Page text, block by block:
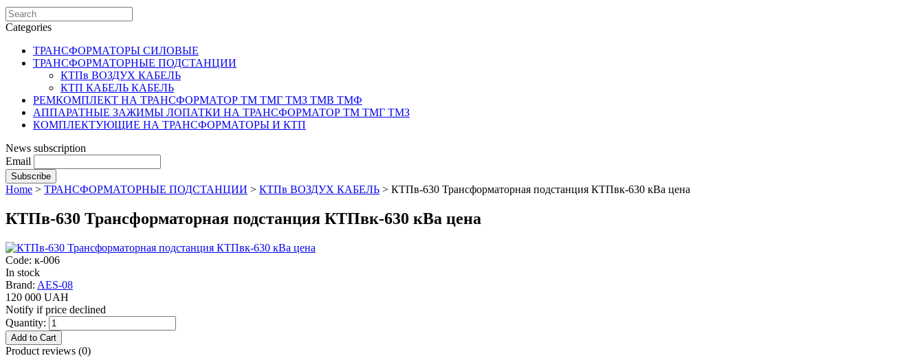
Categories
ТРАНСФОРМАТОРЫ СИЛОВЫЕ
ТРАНСФОРМАТОРНЫЕ ПОДСТАНЦИИ
КТПв ВОЗДУХ КАБЕЛЬ
КТП КАБЕЛЬ КАБЕЛЬ
РЕМКОМПЛЕКТ НА ТРАНСФОРМАТОР ТМ ТМГ ТМЗ ТМВ ТМФ
АППАРАТНЫЕ ЗАЖИМЫ ЛОПАТКИ НА ТРАНСФОРМАТОР ТМ ТМГ ТМЗ
КОМПЛЕКТУЮЩИЕ НА ТРАНСФОРМАТОРЫ И КТП
News subscription
Email
Home > ТРАНСФОРМАТОРНЫЕ ПОДСТАНЦИИ > КТПв ВОЗДУХ КАБЕЛЬ > КТПв-630 Трансформаторная подстанция КТПвк-630 кВа цена
КТПв-630 Трансформаторная подстанция КТПвк-630 кВа цена
Code: к-006
In stock
Brand: AES-08
120 000 UAH
Notify if price declined
Quantity:
Product reviews (0)